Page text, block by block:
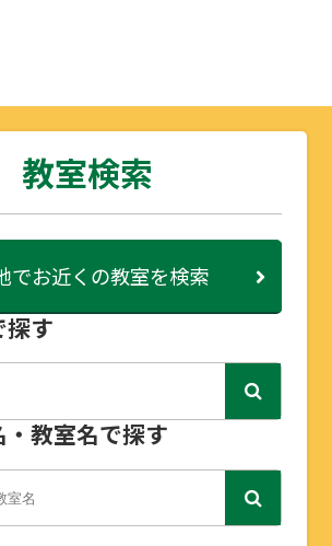
教室検索
でお近くの教室を検索
探す
教室名で探す